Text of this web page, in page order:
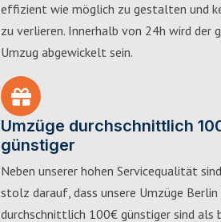
effizient wie möglich zu gestalten und
zu verlieren. Innerhalb von 24h wird der
Umzug abgewickelt sein.
Umzüge durchschnittlich
günstiger
Neben unserer hohen Servicequalität
stolz darauf, dass unsere Umzüge
durchschnittlich 100€ günstiger sind als